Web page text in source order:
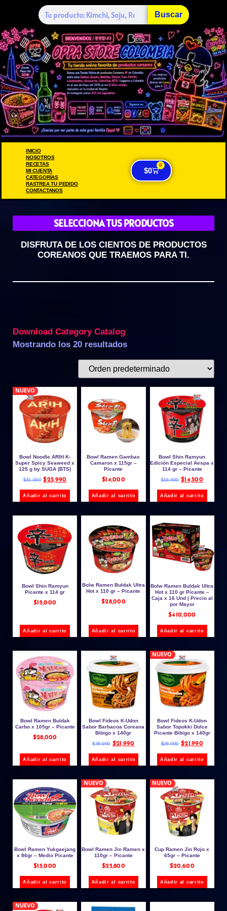
Buscar
INICIO
NOSOTROS
RECETAS
MI CUENTA
CATEGORÍAS
RASTREA TU PEDIDO
CONTACTANOS
$0
0
SELECCIONA TUS PRODUCTOS
DISFRUTA DE LOS CIENTOS DE PRODUCTOS
COREANOS QUE TRAEMOS PARA TI.
Download Category Catalog
Mostrando los 20 resultados
NUEVO
Bowl Noodle ARIH K-
Super Spicy Seaweed x
125 g by SUGA (BTS)
$31,000 $25,990
Añadir al carrito
Bowl Ramen Gambas
Camaron x 115gr –
Picante
$14,000
Añadir al carrito
Bowl Shin Ramyun
Edición Especial Aespa x
114 gr – Picante
$16,500 $14,500
Añadir al carrito
Bowl Shin Ramyun
Picante x 114 gr
$15,000
Añadir al carrito
Bolw Ramen Buldak Ultra
Hot x 110 gr – Picante
$28,000
Añadir al carrito
Bolw Ramen Buldak Ultra
Hot x 110 gr Picante –
Caja x 16 Und | Precio al
por Mayor
$410,000
Añadir al carrito
Bowl Ramen Buldak
Carbo x 105gr – Picante
$28,000
Añadir al carrito
Bowl Fideos K-Udon
Sabor Barbacoa Coreana
Bibigo x 140gr
$26,000 $21,990
Añadir al carrito
NUEVO
Bowl Fideos K-Udon
Sabor Topokki Dulce
Picante Bibigo x 140gr
$26,000 $21,990
Añadir al carrito
Bowl Ramen Yukgaejang
x 86gr – Medio Picante
$15,000
Añadir al carrito
NUEVO
Bowl Ramen Jin Ramen x
110gr – Picante
$25,800
Añadir al carrito
NUEVO
Cup Ramen Jin Rojo x
65gr – Picante
$20,600
Añadir al carrito
NUEVO